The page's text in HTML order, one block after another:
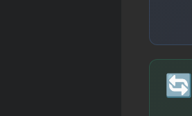
🔄